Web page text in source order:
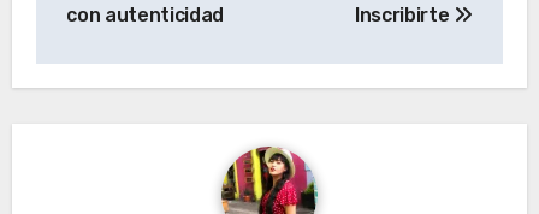
con autenticidad
Inscribirte